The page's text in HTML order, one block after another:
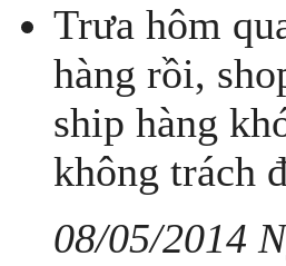
Trưa hôm
hàng rồi,
ship hàng
không trách
08/05/2014